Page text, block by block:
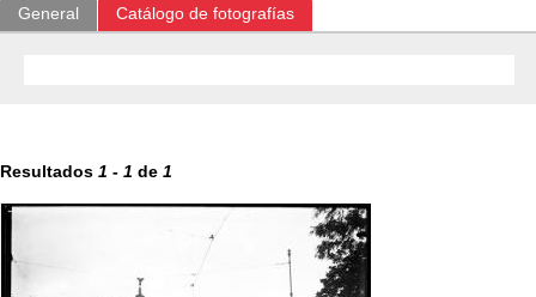
General Catálogo de fotografías
Resultados 1 - 1 de 1